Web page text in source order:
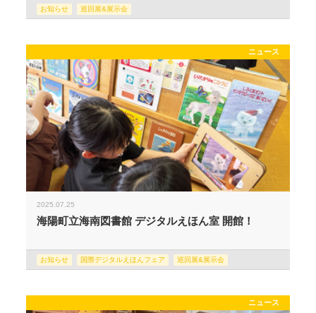
お知らせ 巡回展&展示会
ニュース
2025.07.25
海陽町立海南図書館 デジタルえほん室 開館！
お知らせ 国際デジタルえほんフェア 巡回展&展示会
ニュース